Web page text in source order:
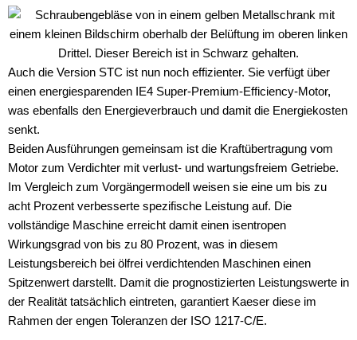
Auch die Version STC ist nun noch effizienter. Sie verfügt über
einen energiesparenden IE4 Super-Premium-Efficiency-Motor,
was ebenfalls den Energieverbrauch und damit die Energiekosten
senkt.
Beiden Ausführungen gemeinsam ist die Kraftübertragung vom
Motor zum Verdichter mit verlust- und wartungsfreiem Getriebe.
Im Vergleich zum Vorgängermodell weisen sie eine um bis zu
acht Prozent verbesserte spezifische Leistung auf. Die
vollständige Maschine erreicht damit einen isentropen
Wirkungsgrad von bis zu 80 Prozent, was in diesem
Leistungsbereich bei ölfrei verdichtenden Maschinen einen
Spitzenwert darstellt. Damit die prognostizierten Leistungswerte in
der Realität tatsächlich eintreten, garantiert Kaeser diese im
Rahmen der engen Toleranzen der ISO 1217-C/E.